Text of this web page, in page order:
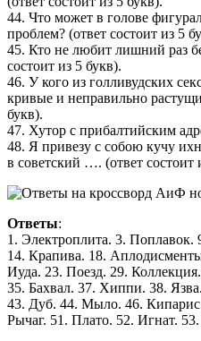
44. Что может в голове
проблем? (ответ состоит из 5
45. Кто не любит лишний раз
состоит из 5 букв).
46. У кого из голливудских
кривые и неправильно
букв).
47. Хутор с прибалтийским
48. Я привезу с собою кучу
в советский …. (ответ состоит
Ответы:
1. Электроплита. 3. Поплавок.
14. Крапива. 18.
Иуда. 23. Поезд. 29.
35. Бахвал. 37. Хиппи. 38.
43. Дуб. 44. Мыло. 46.
Рычаг. 51. Плато. 52. Игнат.